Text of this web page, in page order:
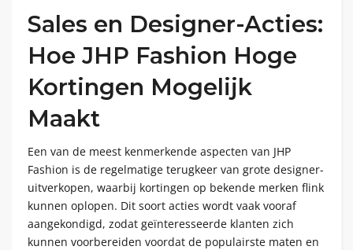
Sales en Designer-Acties:
Hoe JHP Fashion Hoge
Kortingen Mogelijk
Maakt
Een van de meest kenmerkende aspecten van JHP
Fashion is de regelmatige terugkeer van grote designer-
uitverkopen, waarbij kortingen op bekende merken flink
kunnen oplopen. Dit soort acties wordt vaak vooraf
aangekondigd, zodat geïnteresseerde klanten zich
kunnen voorbereiden voordat de populairste maten en